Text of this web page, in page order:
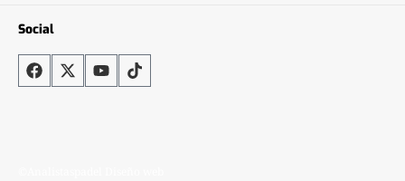
Social